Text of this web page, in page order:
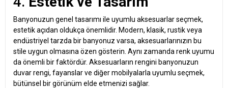
Banyonuzun genel tasarımı ile uyumlu aksesuarlar seçmek,
estetik açıdan oldukça önemlidir. Modern, klasik, rustik veya
endüstriyel tarzda bir banyonuz varsa, aksesuarlarınızın bu
stile uygun olmasına özen gösterin. Aynı zamanda renk uyumu
da önemli bir faktördür. Aksesuarların rengini banyonuzun
duvar rengi, fayanslar ve diğer mobilyalarla uyumlu seçmek,
bütünsel bir görünüm elde etmenizi sağlar.